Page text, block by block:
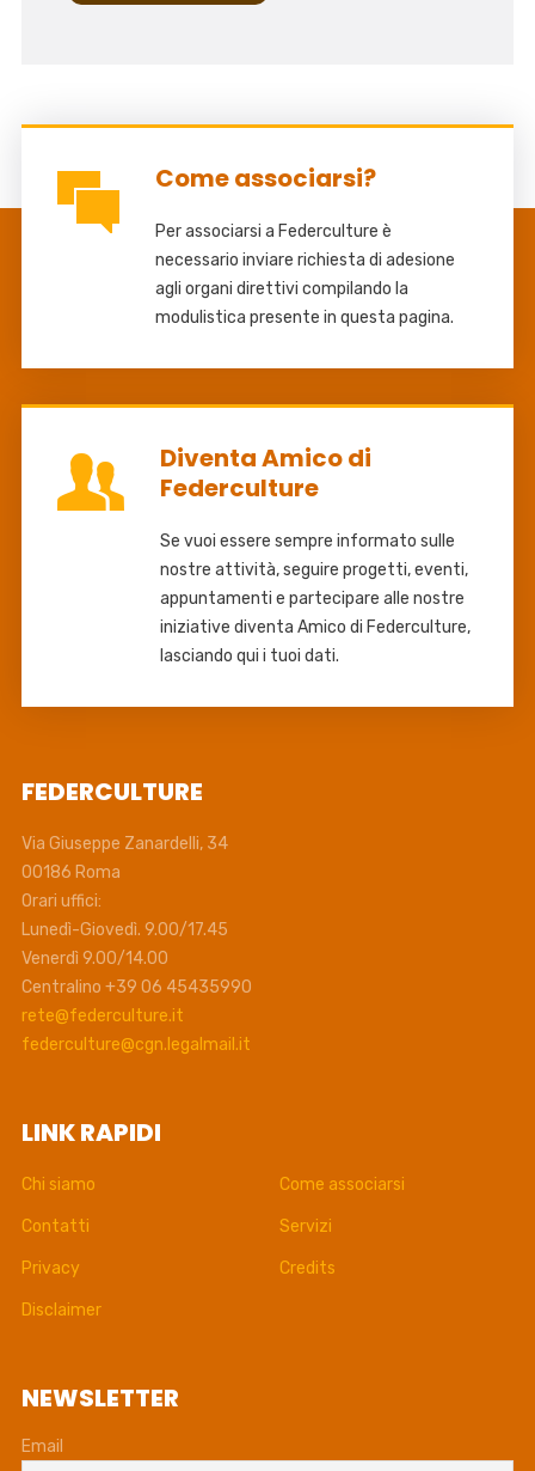
Come associarsi?
Per associarsi a Federculture è
necessario inviare richiesta di adesione
agli organi direttivi compilando la
modulistica presente in questa pagina.
Diventa Amico di
Federculture
Se vuoi essere sempre informato sulle
nostre attività, seguire progetti, eventi,
appuntamenti e partecipare alle nostre
iniziative diventa Amico di Federculture,
lasciando qui i tuoi dati.
FEDERCULTURE
Via Giuseppe Zanardelli, 34
00186 Roma
Orari uffici:
Lunedì-Giovedì. 9.00/17.45
Venerdì 9.00/14.00
Centralino +39 06 45435990
rete@federculture.it
federculture@cgn.legalmail.it
LINK RAPIDI
Chi siamo Come associarsi
Contatti Servizi
Privacy Credits
Disclaimer
NEWSLETTER
Email